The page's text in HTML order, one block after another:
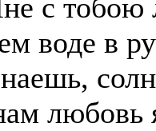
с тобою
воде в
любовь